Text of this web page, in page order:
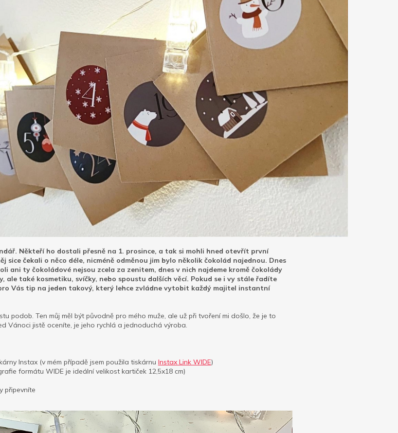
Někteří ho dostali přesně na 1. prosince, a tak si mohli hned otevřít první
sice čekali o něco déle, nicméně odměnou jim bylo několik čokolád najednou. Dnes
ani ty čokoládové nejsou zcela za zenitem, dnes v nich najdeme kromě čokolády
ale také kosmetiku, svíčky, nebo spoustu dalších věcí. Pokud se i vy stále řadíte
Vás tip na jeden takový, který lehce zvládne vytobit každý majitel instantní
podob. Ten můj měl být původně pro mého muže, ale už při tvoření mi došlo, že je to
Vánoci jistě oceníte, je jeho rychlá a jednoduchá výroba.
Instax (v mém případě jsem použila tiskárnu Instax Link WIDE)
formátu WIDE je ideální velikost kartiček 12,5x18 cm)
připevníte